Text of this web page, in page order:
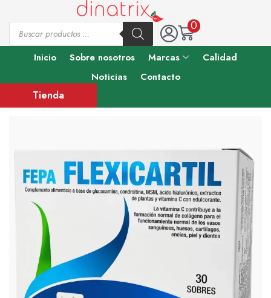
0
Inicio Sobre nosotros Marcas
Calidad
Noticias
Contacto
Tienda